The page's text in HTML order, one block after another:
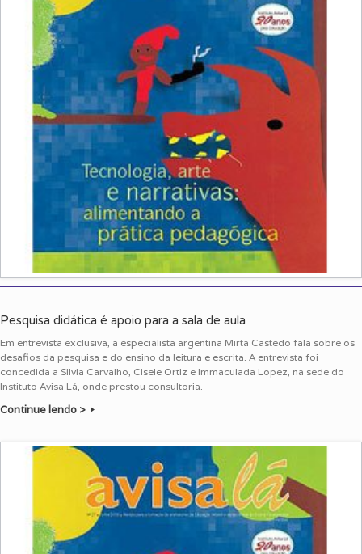
Pesquisa didática é apoio para a sala de aula
Em entrevista exclusiva, a especialista argentina Mirta Castedo fala sobre os
desafios da pesquisa e do ensino da leitura e escrita. A entrevista foi
concedida a Silvia Carvalho, Cisele Ortiz e Immaculada Lopez, na sede do
Instituto Avisa Lá, onde prestou consultoria.
Continue lendo >